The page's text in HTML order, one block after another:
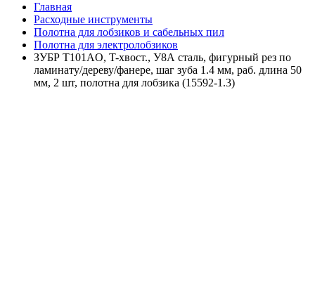
Главная
Расходные инструменты
Полотна для лобзиков и сабельных пил
Полотна для электролобзиков
ЗУБР T101AO, T-хвост., У8А сталь, фигурный рез по
ламинату/дереву/фанере, шаг зуба 1.4 мм, раб. длина 50
мм, 2 шт, полотна для лобзика (15592-1.3)